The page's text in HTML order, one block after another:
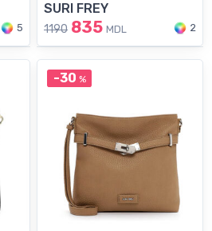
5
SURI FREY
1190 835 MDL 2
-30 %